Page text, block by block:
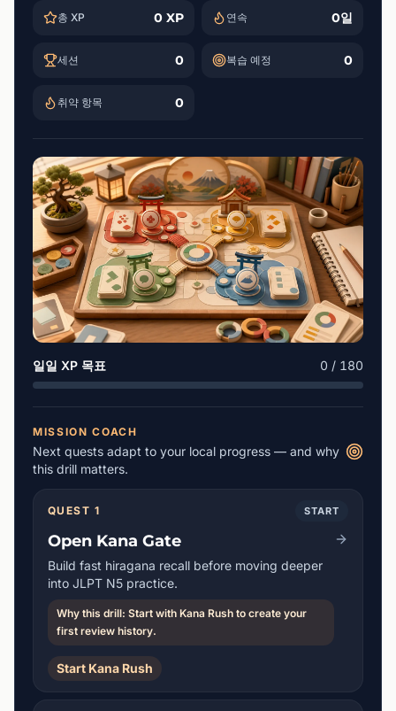
총 XP 0 XP 연속 0일
세션 0 복습 예정 0
취약 항목 0
일일 XP 목표 0 / 180
MISSION COACH
Next quests adapt to your local progress — and why
this drill matters.
QUEST 1 START
Open Kana Gate
Build fast hiragana recall before moving deeper
into JLPT N5 practice.
Why this drill: Start with Kana Rush to create your
first review history.
Start Kana Rush